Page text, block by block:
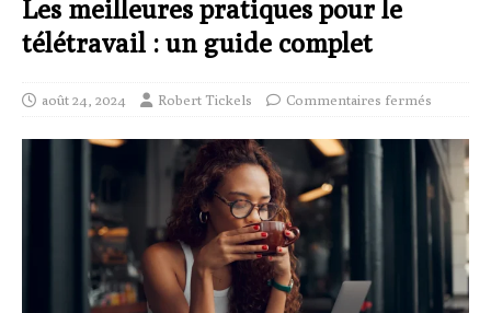
Les meilleures pratiques pour le
télétravail : un guide complet
août 24, 2024 Robert Tickels Commentaires fermés